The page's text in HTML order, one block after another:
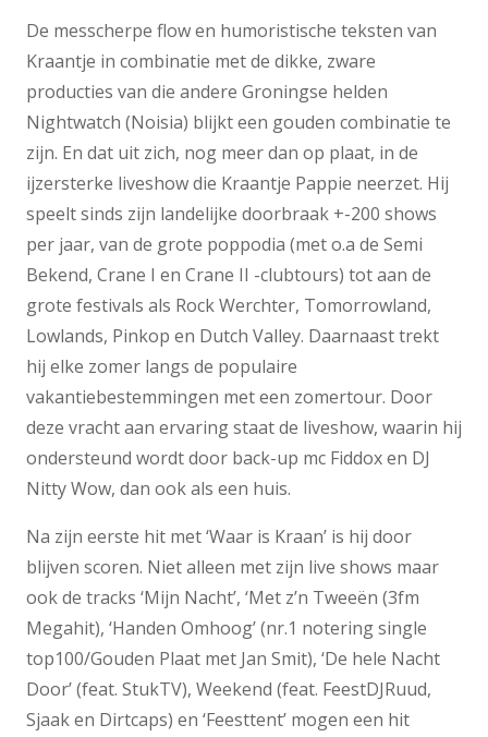
De messcherpe flow en humoristische teksten van
Kraantje in combinatie met de dikke, zware
producties van die andere Groningse helden
Nightwatch (Noisia) blijkt een gouden combinatie te
zijn. En dat uit zich, nog meer dan op plaat, in de
ijzersterke liveshow die Kraantje Pappie neerzet. Hij
speelt sinds zijn landelijke doorbraak +-200 shows
per jaar, van de grote poppodia (met o.a de Semi
Bekend, Crane I en Crane II -clubtours) tot aan de
grote festivals als Rock Werchter, Tomorrowland,
Lowlands, Pinkop en Dutch Valley. Daarnaast trekt
hij elke zomer langs de populaire
vakantiebestemmingen met een zomertour. Door
deze vracht aan ervaring staat de liveshow, waarin hij
ondersteund wordt door back-up mc Fiddox en DJ
Nitty Wow, dan ook als een huis.
Na zijn eerste hit met ‘Waar is Kraan’ is hij door
blijven scoren. Niet alleen met zijn live shows maar
ook de tracks ‘Mijn Nacht’, ‘Met z’n Tweeën (3fm
Megahit), ‘Handen Omhoog’ (nr.1 notering single
top100/Gouden Plaat met Jan Smit), ‘De hele Nacht
Door’ (feat. StukTV), Weekend (feat. FeestDJRuud,
Sjaak en Dirtcaps) en ‘Feesttent’ mogen een hit